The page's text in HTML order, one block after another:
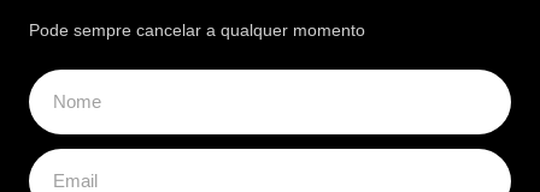
OPINIÃO
Albufeira, trânsito, ruído e equilíbrio | Por António
Nóbrega
Pode sempre cancelar a qualquer momento